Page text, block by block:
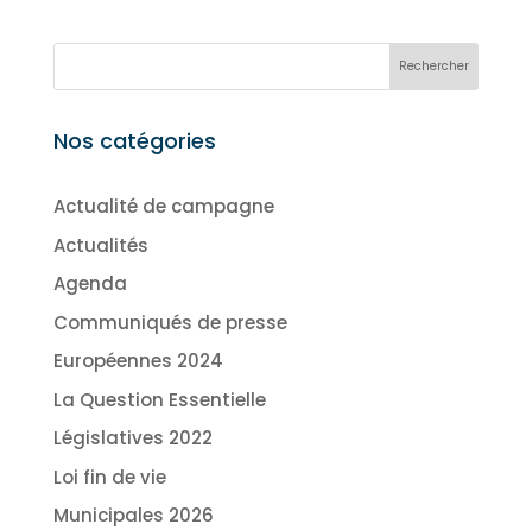
Nos catégories
Actualité de campagne
Actualités
Agenda
Communiqués de presse
Européennes 2024
La Question Essentielle
Législatives 2022
Loi fin de vie
Municipales 2026